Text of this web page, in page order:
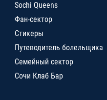
Sochi Queens
Фан-сектор
Стикеры
Путеводитель болельщика
Семейный сектор
Сочи Клаб Бар